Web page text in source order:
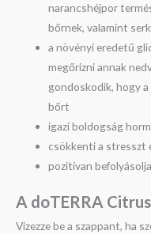
narancshéjpor
bőrnek, valamint
a növényi eredetű
megőrizni annak
gondoskodik, hogy a
bőrt
igazi boldogság
csökkenti a stresszt
pozitívan
A doTERRA
Vizezze be a szappant, ha